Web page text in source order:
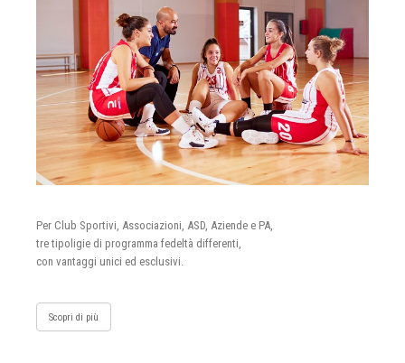
Per Club Sportivi, Associazioni, ASD, Aziende e PA,
tre tipoligie di programma fedeltà differenti,
con vantaggi unici ed esclusivi.
Scopri di più